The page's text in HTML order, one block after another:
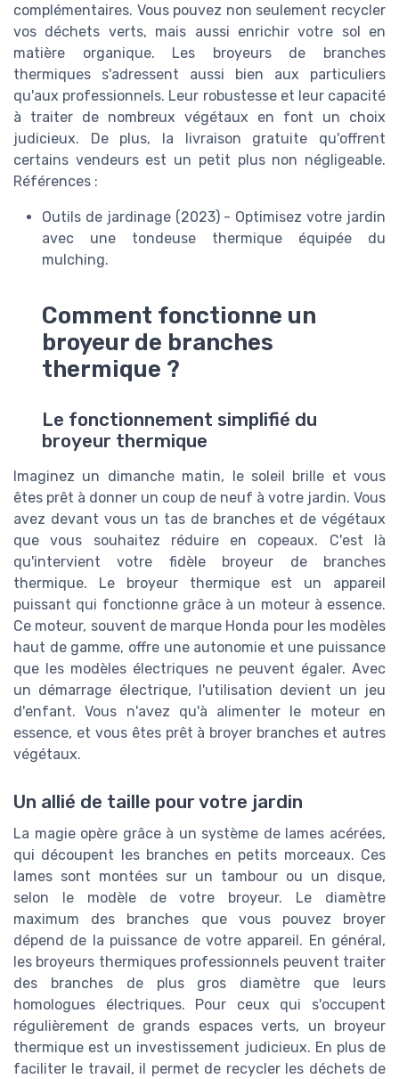
complémentaires. Vous pouvez non seulement recycler
vos déchets verts, mais aussi enrichir votre sol en
matière organique. Les broyeurs de branches
thermiques s'adressent aussi bien aux particuliers
qu'aux professionnels. Leur robustesse et leur capacité
à traiter de nombreux végétaux en font un choix
judicieux. De plus, la livraison gratuite qu'offrent
certains vendeurs est un petit plus non négligeable.
Références :
Outils de jardinage (2023) - Optimisez votre jardin
avec une tondeuse thermique équipée du
mulching.
Comment fonctionne un
broyeur de branches
thermique ?
Le fonctionnement simplifié du
broyeur thermique
Imaginez un dimanche matin, le soleil brille et vous
êtes prêt à donner un coup de neuf à votre jardin. Vous
avez devant vous un tas de branches et de végétaux
que vous souhaitez réduire en copeaux. C'est là
qu'intervient votre fidèle broyeur de branches
thermique. Le broyeur thermique est un appareil
puissant qui fonctionne grâce à un moteur à essence.
Ce moteur, souvent de marque Honda pour les modèles
haut de gamme, offre une autonomie et une puissance
que les modèles électriques ne peuvent égaler. Avec
un démarrage électrique, l'utilisation devient un jeu
d'enfant. Vous n'avez qu'à alimenter le moteur en
essence, et vous êtes prêt à broyer branches et autres
végétaux.
Un allié de taille pour votre jardin
La magie opère grâce à un système de lames acérées,
qui découpent les branches en petits morceaux. Ces
lames sont montées sur un tambour ou un disque,
selon le modèle de votre broyeur. Le diamètre
maximum des branches que vous pouvez broyer
dépend de la puissance de votre appareil. En général,
les broyeurs thermiques professionnels peuvent traiter
des branches de plus gros diamètre que leurs
homologues électriques. Pour ceux qui s'occupent
régulièrement de grands espaces verts, un broyeur
thermique est un investissement judicieux. En plus de
faciliter le travail, il permet de recycler les déchets de